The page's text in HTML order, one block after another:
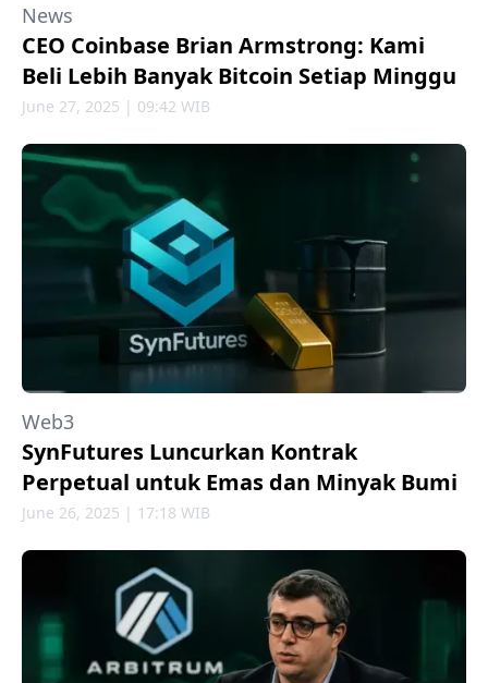
News
CEO Coinbase Brian Armstrong: Kami
Beli Lebih Banyak Bitcoin Setiap Minggu
June 27, 2025 | 09:42 WIB
Web3
SynFutures Luncurkan Kontrak
Perpetual untuk Emas dan Minyak Bumi
June 26, 2025 | 17:18 WIB